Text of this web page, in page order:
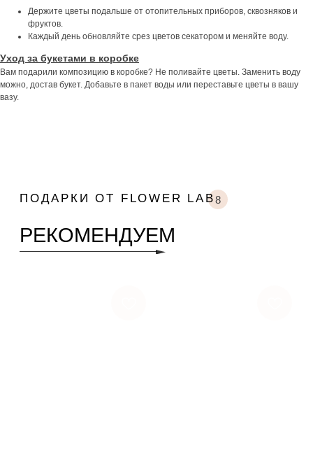
Держите цветы подальше от отопительных приборов, сквозняков и
фруктов.
Каждый день обновляйте срез цветов секатором и меняйте воду.
Уход за букетами в коробке
Вам подарили композицию в коробке? Не поливайте цветы. Заменить воду
можно, достав букет. Добавьте в пакет воды или переставьте цветы в вашу
вазу.